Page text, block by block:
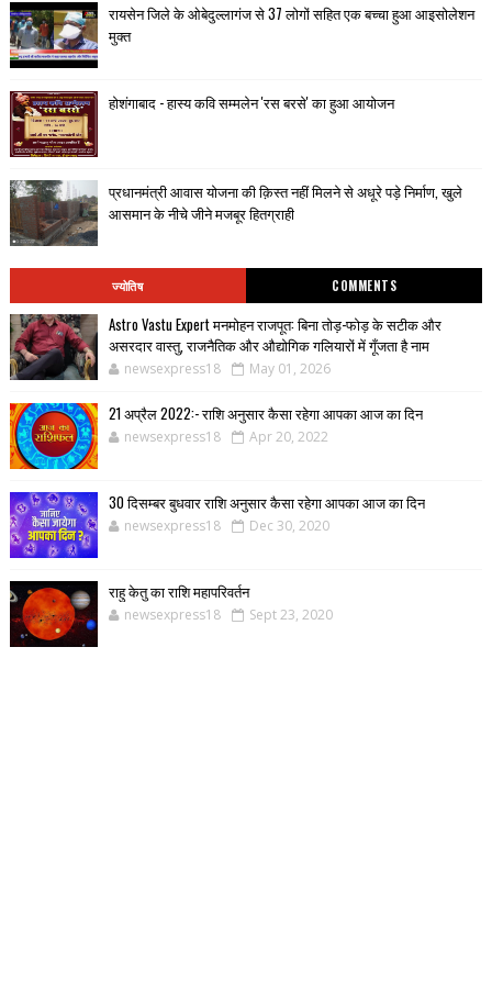
रायसेन जिले के ओबेदुल्लागंज से 37 लोगों सहित एक बच्चा हुआ आइसोलेशन
मुक्त
होशंगाबाद - हास्य कवि सम्मलेन 'रस बरसे' का हुआ आयोजन
प्रधानमंत्री आवास योजना की क़िस्त नहीं मिलने से अधूरे पड़े निर्माण, खुले
आसमान के नीचे जीने मजबूर हितग्राही
ज्योतिष COMMENTS
Astro Vastu Expert मनमोहन राजपूत: बिना तोड़-फोड़ के सटीक और
असरदार वास्तु, राजनैतिक और औद्योगिक गलियारों में गूँजता है नाम
newsexpress18 May 01, 2026
21 अप्रैल 2022:- राशि अनुसार कैसा रहेगा आपका आज का दिन
newsexpress18 Apr 20, 2022
30 दिसम्बर बुधवार राशि अनुसार कैसा रहेगा आपका आज का दिन
newsexpress18 Dec 30, 2020
राहु केतु का राशि महापरिवर्तन
newsexpress18 Sept 23, 2020